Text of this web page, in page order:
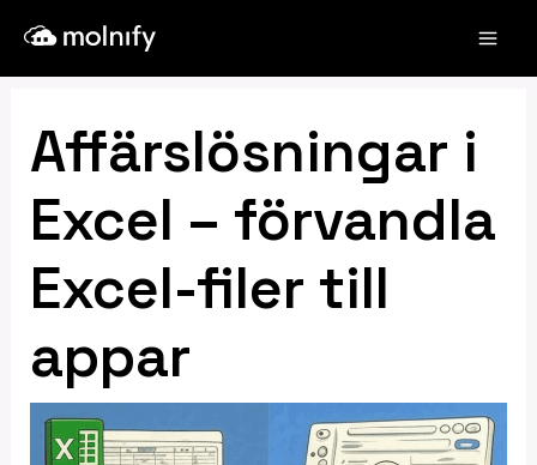
innehåll
Affärslösningar i
Excel – förvandla
Excel-filer till
appar